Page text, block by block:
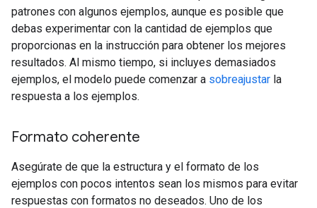
patrones con algunos ejemplos, aunque es posible que
debas experimentar con la cantidad de ejemplos que
proporcionas en la instrucción para obtener los mejores
resultados. Al mismo tiempo, si incluyes demasiados
ejemplos, el modelo puede comenzar a sobreajustar la
respuesta a los ejemplos.
Formato coherente
Asegúrate de que la estructura y el formato de los
ejemplos con pocos intentos sean los mismos para evitar
respuestas con formatos no deseados. Uno de los